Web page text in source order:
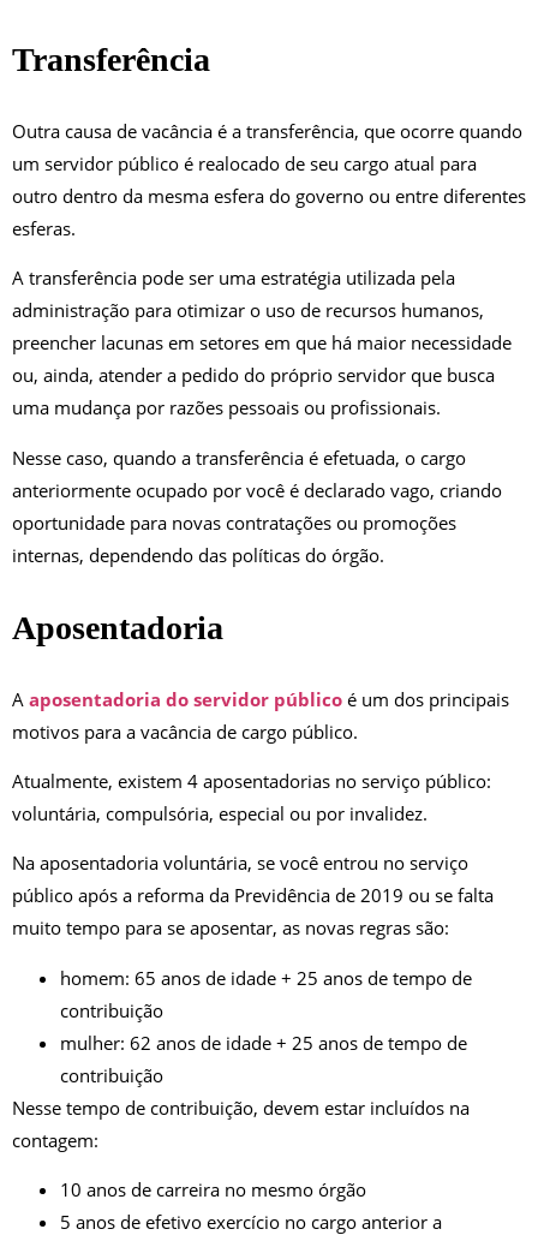
Transferência
Outra causa de vacância é a transferência, que ocorre quando
um servidor público é realocado de seu cargo atual para
outro dentro da mesma esfera do governo ou entre diferentes
esferas.
A transferência pode ser uma estratégia utilizada pela
administração para otimizar o uso de recursos humanos,
preencher lacunas em setores em que há maior necessidade
ou, ainda, atender a pedido do próprio servidor que busca
uma mudança por razões pessoais ou profissionais.
Nesse caso, quando a transferência é efetuada, o cargo
anteriormente ocupado por você é declarado vago, criando
oportunidade para novas contratações ou promoções
internas, dependendo das políticas do órgão.
Aposentadoria
A aposentadoria do servidor público é um dos principais
motivos para a vacância de cargo público.
Atualmente, existem 4 aposentadorias no serviço público:
voluntária, compulsória, especial ou por invalidez.
Na aposentadoria voluntária, se você entrou no serviço
público após a reforma da Previdência de 2019 ou se falta
muito tempo para se aposentar, as novas regras são:
homem: 65 anos de idade + 25 anos de tempo de
contribuição
mulher: 62 anos de idade + 25 anos de tempo de
contribuição
Nesse tempo de contribuição, devem estar incluídos na
contagem:
10 anos de carreira no mesmo órgão
5 anos de efetivo exercício no cargo anterior a